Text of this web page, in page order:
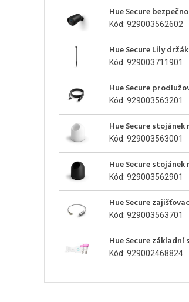
Hue Secure
Kód: 929003562602
Hue Secure Lily
Kód: 929003711901
Hue Secure
Kód: 929003563201
Hue Secure stojánek
Kód: 929003563001
Hue Secure
Kód: 929003562901
Hue Secure
Kód: 929003563701
Hue Secure základní
Kód: 929002468824